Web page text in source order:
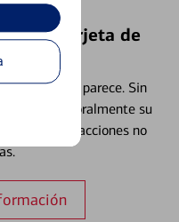
una Tarjeta de
de lo que parece. Sin
temporalmente su
transacciones no